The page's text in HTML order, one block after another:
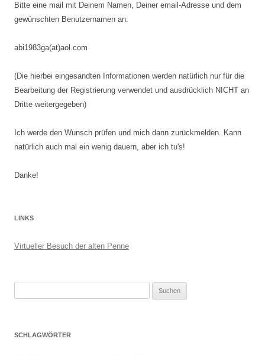
Bitte eine mail mit Deinem Namen, Deiner email-Adresse und dem
gewünschten Benutzernamen an:
abi1983ga(at)aol.com
(Die hierbei eingesandten Informationen werden natürlich nur für die
Bearbeitung der Registrierung verwendet und ausdrücklich NICHT an
Dritte weitergegeben)
Ich werde den Wunsch prüfen und mich dann zurückmelden. Kann
natürlich auch mal ein wenig dauern, aber ich tu's!
Danke!
LINKS
Virtueller Besuch der alten Penne
SCHLAGWÖRTER